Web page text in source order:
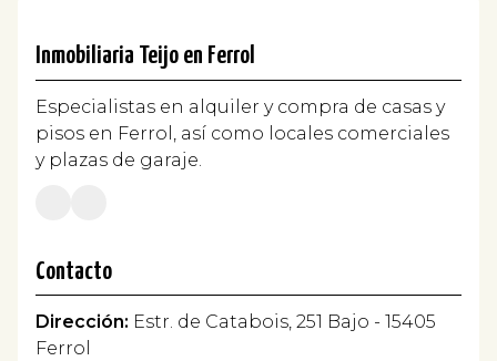
Inmobiliaria Teijo en Ferrol
Especialistas en alquiler y compra de casas y
pisos en Ferrol, así como locales comerciales
y plazas de garaje.
Contacto
Dirección: Estr. de Catabois, 251 Bajo - 15405
Ferrol